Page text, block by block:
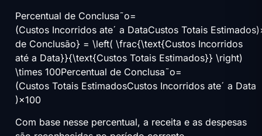
Percentual de Conclusa˜o=
(Custos Incorridos ateˊ a DataCustos Totais
de Conclusão} = \left( \frac{\text{Custos Incorridos
até a Data}}{\text{Custos Totais Estimados}} \right)
\times 100Percentual de Conclusa˜o=
(Custos Totais EstimadosCustos Incorridos ateˊ a Data​
)×100
Com base nesse percentual, a receita e as despesas